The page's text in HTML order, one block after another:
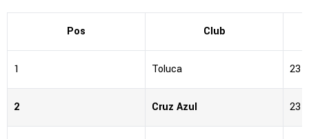
Pos Club
1 Toluca 23
2 Cruz Azul 23